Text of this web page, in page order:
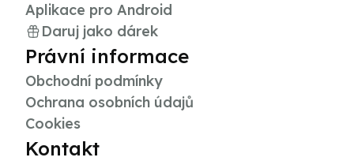
Aplikace pro Android
Daruj jako dárek
Právní informace
Obchodní podmínky
Ochrana osobních údajů
Cookies
Kontakt